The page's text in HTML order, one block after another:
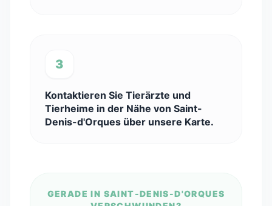
3
Kontaktieren Sie Tierärzte und
Tierheime in der Nähe von Saint-
Denis-d'Orques über unsere Karte.
GERADE IN SAINT-DENIS-D'ORQUES